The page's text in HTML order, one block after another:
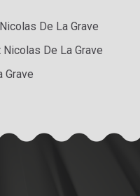
De La Grave
De La Grave
Grave